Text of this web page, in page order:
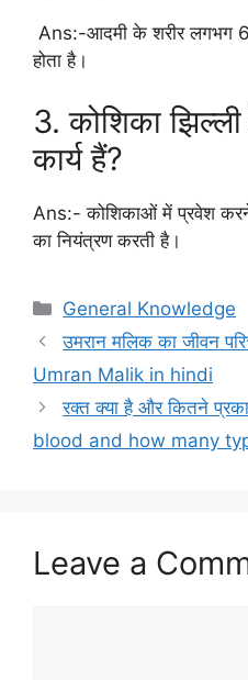
Ans:-आदमी के शरीर लगभग
होता है।
3. कोशिका
कार्य हैं?
Ans:- कोशिकाओं में प्रवेश करने
का नियंत्रण करती है।
Categories
General Knowledge
उमरान मलिक का जीवन
Umran Malik in hindi
रक्त क्या है और कितने
blood and how many
Leave a